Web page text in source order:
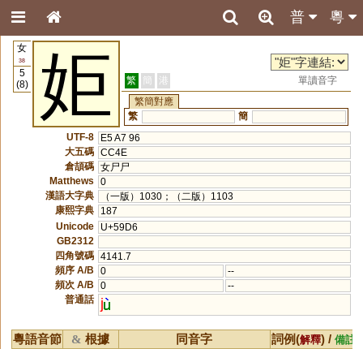
粵
普
女
38
5
(8)
姖 繁 簡 港
單讀音字
繁簡對應
繁
簡
UTF-8
E5 A7 96
大五碼 CC4E
倉頡碼 女尸尸
Matthews
0
漢語大字典
（一版）1030；（二版）1103
康熙字典
187
Unicode
U+59D6
GB2312
四角號碼 4141.7
頻序 A/B
0
--
頻次 A/B
0
--
普通話
j
粵語音節 & 根據 同音字 詞例(解釋) / 備註